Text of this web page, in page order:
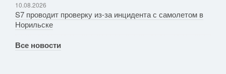
10.08.2026
S7 проводит проверку из-за инцидента с самолетом в
Норильске
Все новости